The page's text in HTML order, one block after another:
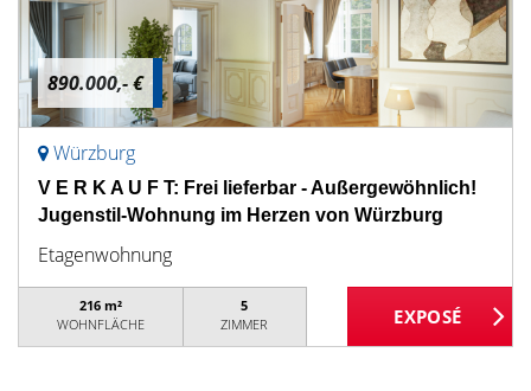
890.000,- €
Würzburg
V E R K A U F T: Frei lieferbar - Außergewöhnlich!
Jugenstil-Wohnung im Herzen von Würzburg
Etagenwohnung
216 m²
WOHNFLÄCHE
5
ZIMMER